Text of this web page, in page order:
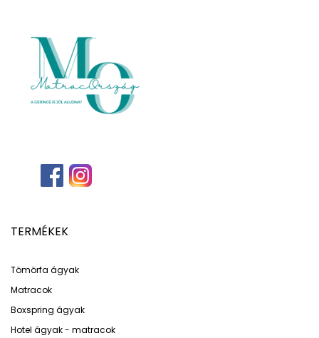
TERMÉKEK
Tömörfa ágyak
Matracok
Boxspring ágyak
Hotel ágyak - matracok